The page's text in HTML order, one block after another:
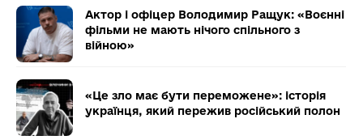
Актор і офіцер Володимир Ращук: «Воєнні
фільми не мають нічого спільного з
війною»
«Це зло має бути переможене»: історія
українця, який пережив російський полон